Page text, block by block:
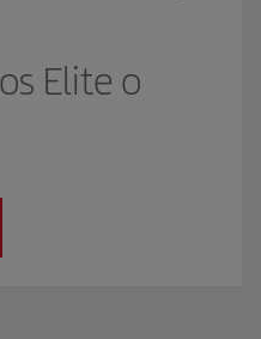
Elite o